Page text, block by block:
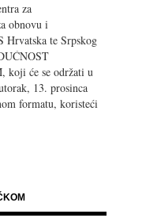
za
obnovu i
Hrvatska te Srpskog
će se održati u
13. prosinca
formatu, koristeći